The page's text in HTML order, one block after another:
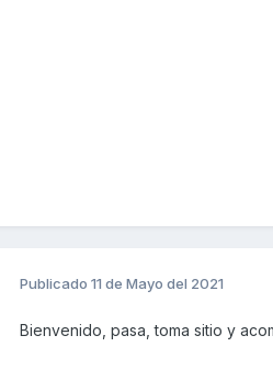
Publicado 11 de Mayo del 2021
Bienvenido, pasa, toma sitio y